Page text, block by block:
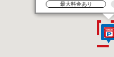
最大料金あり